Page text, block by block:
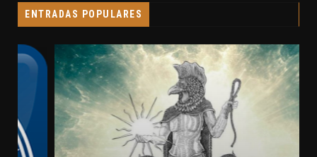
ENTRADAS POPULARES